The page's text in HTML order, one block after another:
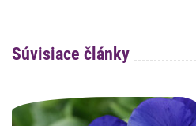
Súvisiace články